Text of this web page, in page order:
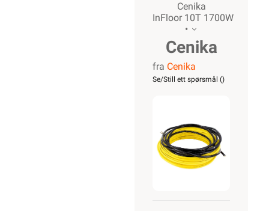
Cenika
InFloor 10T 1700W
•
Cenika
Varmekabel
1700W
InFloor
fra Cenika
Se/Still ett spørsmål ()